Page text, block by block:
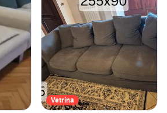
Vetrina